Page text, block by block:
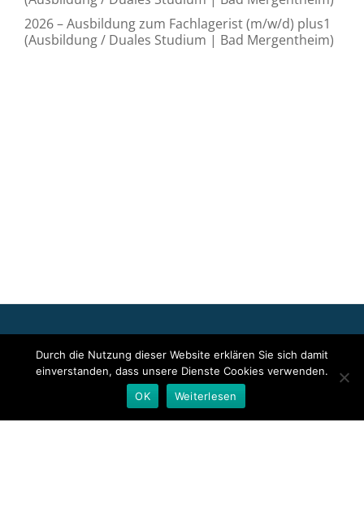
2026 – Ausbildung zum Fachlagerist (m/w/d) plus1
(Ausbildung / Duales Studium | Bad Mergentheim)
Event bzw. das Stellenangebot sowie für das angezeigte Bild- und
Tonmaterial ist allein der jeweils angegebene Herausgeber
verantwortlich. Dieser ist in der Regel auch Urheber der
Pressetexte sowie der angehängten Bild-, Ton- und
Durch die Nutzung dieser Website erklären Sie sich damit
einverstanden, dass unsere Dienste Cookies verwenden.
OK
Weiterlesen